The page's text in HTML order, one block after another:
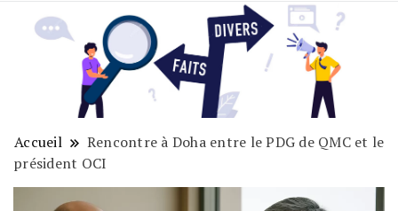
Accueil
Rencontre à Doha entre le PDG de QMC et le
président OCI